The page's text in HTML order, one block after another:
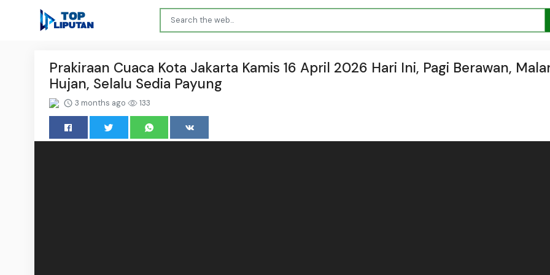
Prakiraan Cuaca Kota Jakarta Kamis 16 April 2026 Hari Ini, Pagi Berawan,
Hujan, Selalu Sedia Payung
3 months ago 133